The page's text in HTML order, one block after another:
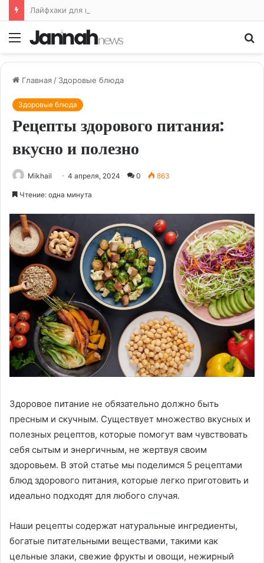
Меню
Главная / Здоровые блюда
Здоровые блюда
Рецепты здорового питания:
вкусно и полезно
Mikhail 4 апреля, 2024 0 863
Чтение: одна минута
Здоровое питание не обязательно должно быть
пресным и скучным. Существует множество вкусных и
полезных рецептов, которые помогут вам чувствовать
себя сытым и энергичным, не жертвуя своим
здоровьем. В этой статье мы поделимся 5 рецептами
блюд здорового питания, которые легко приготовить и
идеально подходят для любого случая.
Наши рецепты содержат натуральные ингредиенты,
богатые питательными веществами, такими как
цельные злаки, свежие фрукты и овощи, нежирный